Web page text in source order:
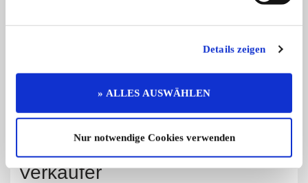
Details zeigen
» ALLES AUSWÄHLEN
Nur notwendige Cookies verwenden
166 x angesehen
Preis auf Anfrage
Verkäufer